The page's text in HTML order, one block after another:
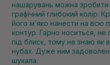
нашарувань можна зробити
графічний глибокий колір.
його мʼяко нанести на всю
контур. Гарно носиться, не
під блиск, тому не знаю як
нубах. Дуже ним
шукала.